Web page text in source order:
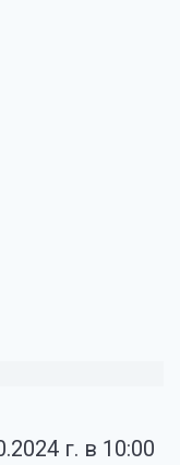
г. в 10:00